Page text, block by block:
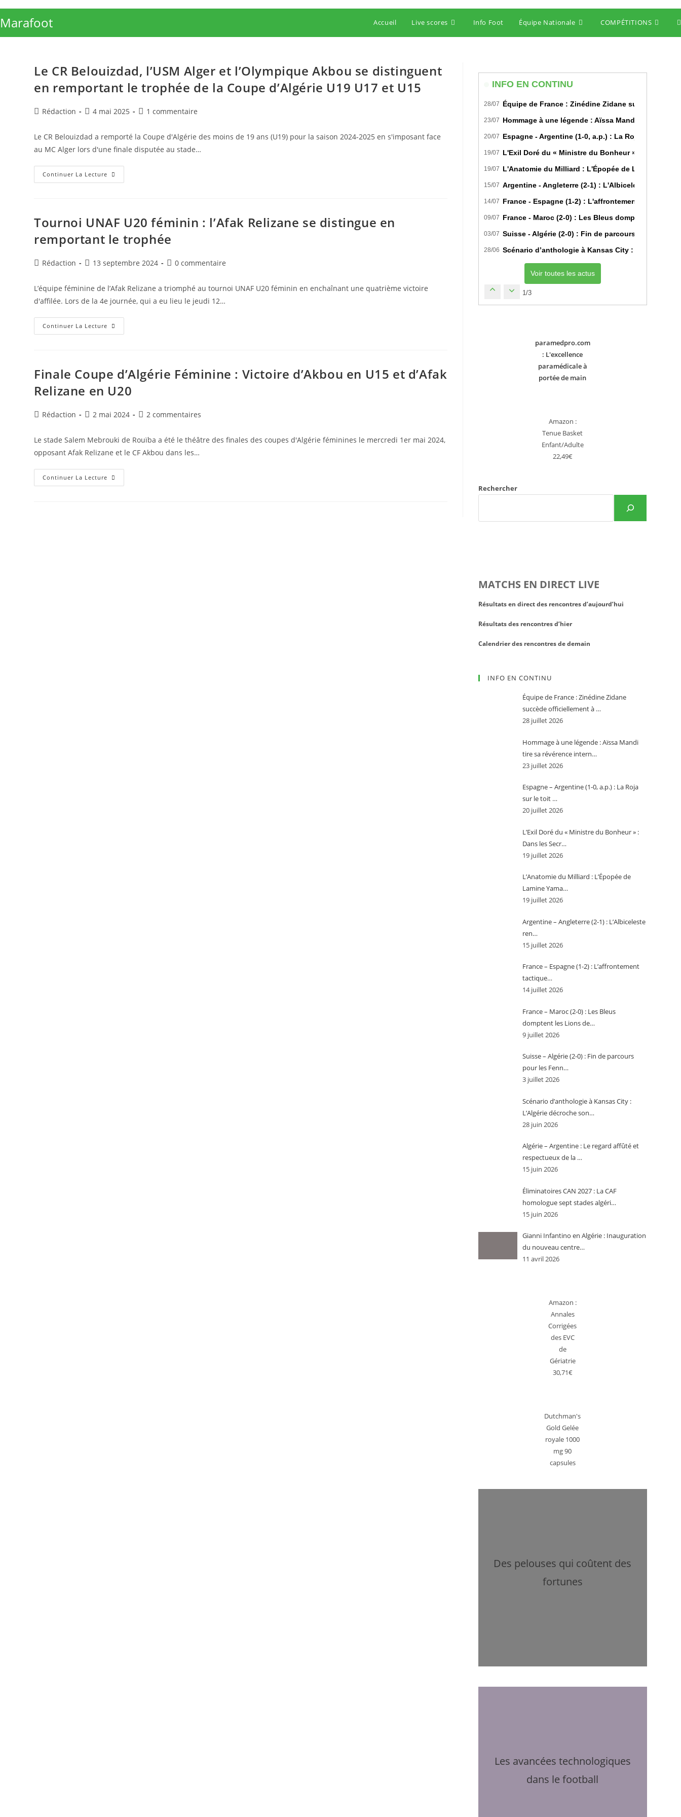
toMarafoot Accueil Live scores Info Foot Équipe Nationale COMPÉTITIONS
INFO EN CONTINU
28/07 Équipe de France : Zinédine Zidane succède
23/07 Hommage à une légende : Aïssa Mandi tire sa
20/07 Espagne - Argentine (1-0, a.p.) : La Roja sur le
19/07 L'Exil Doré du « Ministre du Bonheur » : Dans les
19/07 L'Anatomie du Milliard : L'Épopée de Lamine
15/07 Argentine - Angleterre (2-1) : L'Albiceleste
14/07 France - Espagne (1-2) : L'affrontement tactique
09/07 France - Maroc (2-0) : Les Bleus domptent les
03/07 Suisse - Algérie (2-0) : Fin de parcours pour les
28/06 Scénario d’anthologie à Kansas City : L’Algérie
Voir toutes les actus
1/3
paramedpro.com
: L'excellence
paramédicale à
portée de main
Amazon :
Tenue Basket
Enfant/Adulte
22,49€
Rechercher
MATCHS EN DIRECT LIVE
Résultats en direct des rencontres d’aujourd’hui
Résultats des rencontres d’hier
Calendrier des rencontres de demain
INFO EN CONTINU
Équipe de France : Zinédine Zidane
succède officiellement à …
28 juillet 2026
Hommage à une légende : Aïssa Mandi
tire sa révérence intern…
23 juillet 2026
Espagne – Argentine (1-0, a.p.) : La Roja
sur le toit …
20 juillet 2026
L’Exil Doré du « Ministre du Bonheur » :
Dans les Secr…
19 juillet 2026
L’Anatomie du Milliard : L’Épopée de
Lamine Yama…
19 juillet 2026
Argentine – Angleterre (2-1) : L’Albiceleste
ren…
15 juillet 2026
France – Espagne (1-2) : L’affrontement
tactique…
14 juillet 2026
France – Maroc (2-0) : Les Bleus
domptent les Lions de…
9 juillet 2026
Suisse – Algérie (2-0) : Fin de parcours
pour les Fenn…
3 juillet 2026
Scénario d’anthologie à Kansas City :
L’Algérie décroche son…
28 juin 2026
Algérie – Argentine : Le regard affûté et
respectueux de la …
15 juin 2026
Éliminatoires CAN 2027 : La CAF
homologue sept stades algéri…
15 juin 2026
Gianni Infantino en Algérie : Inauguration
du nouveau centre…
11 avril 2026
Amazon :
Annales
Corrigées
des EVC
de
Gériatrie
30,71€
Dutchman's
Gold Gelée
royale 1000
mg 90
capsules
Des pelouses qui coûtent des
fortunes
Les avancées technologiques
dans le football
Le CR Belouizdad, l’USM Alger et l’Olympique Akbou se distinguent
en remportant le trophée de la Coupe d’Algérie U19 U17 et U15
Auteur/autrice
la
publication :
Rédaction
Publication
4 mai 2025
Commentaires
publication :
1 commentaire
Le CR Belouizdad a remporté la Coupe d'Algérie des moins de 19 ans (U19) pour la saison 2024-2025 en s'imposant face
au MC Alger lors d'une finale disputée au stade…
Continuer La Lecture Le
CR
L’Olympique
Akbou
Distinguent
En
Le
Trophée
Coupe
U19
Et
U15
Tournoi UNAF U20 féminin : l’Afak Relizane se distingue en
remportant le trophée
Auteur/autrice
la
publication :
Rédaction
Publication
13 septembre 2024
Commentaires
la
publication :
0 commentaire
L’équipe féminine de l’Afak Relizane a triomphé au tournoi UNAF U20 féminin en enchaînant une quatrième victoire
d'affilée. Lors de la 4e journée, qui a eu lieu le jeudi 12…
Continuer La Lecture Tournoi
UNAF
Relizane
Se
Distingue
En
Remportant
Trophée
Finale Coupe d’Algérie Féminine : Victoire d’Akbou en U15 et d’Afak
Relizane en U20
Auteur/autrice
la
publication :
Rédaction
Publication
2 mai 2024
Commentaires
publication :
2 commentaires
Le stade Salem Mebrouki de Rouïba a été le théâtre des finales des coupes d'Algérie féminines le mercredi 1er mai 2024,
opposant Afak Relizane et le CF Akbou dans les…
Continuer La Lecture Finale
Coupe